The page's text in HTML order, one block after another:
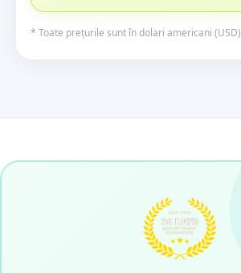
* Toate prețurile sunt în dolari americani (USD)